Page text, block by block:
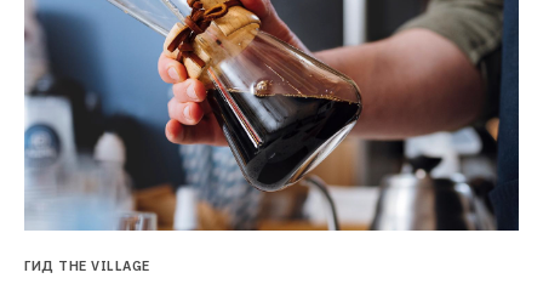
ГИД THE VILLAGE